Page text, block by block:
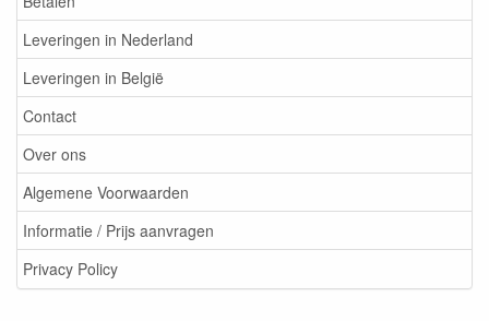
Leveringen in Nederland
Leveringen in België
Contact
Over ons
Algemene Voorwaarden
Informatie / Prijs aanvragen
Privacy Policy